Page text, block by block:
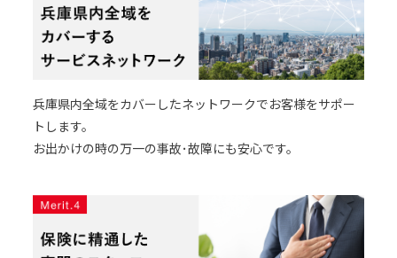
兵庫県内全域をカバーしたネットワークでお客様をサポー
トします。
お出かけの時の万一の事故･故障にも安心です。